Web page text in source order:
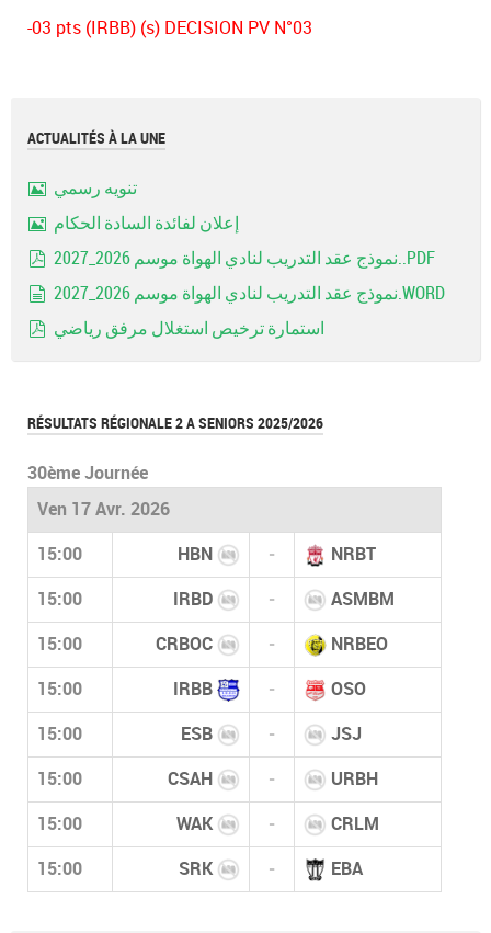
-03 pts (IRBB) (s) DECISION PV N°03
ACTUALITÉS À LA UNE
تنويه رسمي
إعلان لفائدة السادة الحكام
نموذج عقد التدريب لنادي الهواة موسم 2026_2027..PDF
نموذج عقد التدريب لنادي الهواة موسم 2026_2027.WORD
استمارة ترخيص استغلال مرفق رياضي
RÉSULTATS RÉGIONALE 2 A SENIORS 2025/2026
30ème Journée
Ven 17 Avr. 2026
15:00 HBN - NRBT
15:00 IRBD - ASMBM
15:00 CRBOC - NRBEO
15:00 IRBB - OSO
15:00 ESB - JSJ
15:00 CSAH - URBH
15:00 WAK - CRLM
15:00 SRK - EBA